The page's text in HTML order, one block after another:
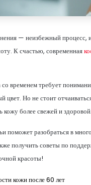
— неизбежный процесс,
К счастью, современная
временем требует
цвет. Но не стоит
кожу более свежей и здоровой.
поможет разобраться в
получить советы по
красоты!
кожи после 60 лет